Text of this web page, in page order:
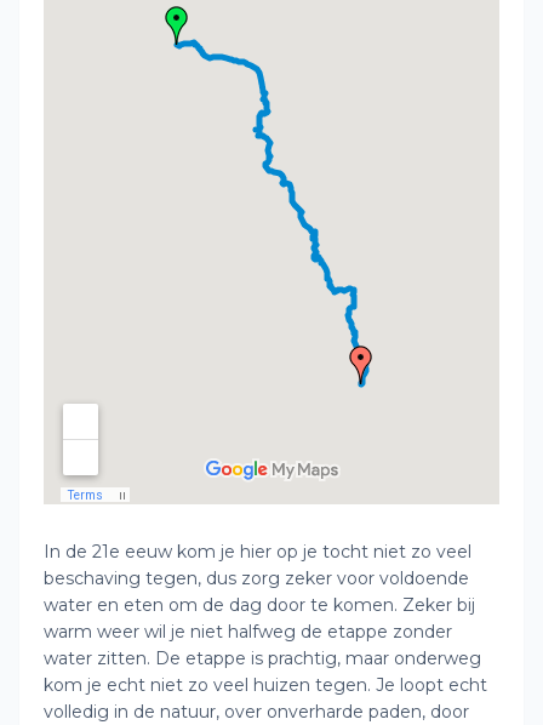
In de 21e eeuw kom je hier op je tocht niet zo veel
beschaving tegen, dus zorg zeker voor voldoende
water en eten om de dag door te komen. Zeker bij
warm weer wil je niet halfweg de etappe zonder
water zitten. De etappe is prachtig, maar onderweg
kom je echt niet zo veel huizen tegen. Je loopt echt
volledig in de natuur, over onverharde paden, door